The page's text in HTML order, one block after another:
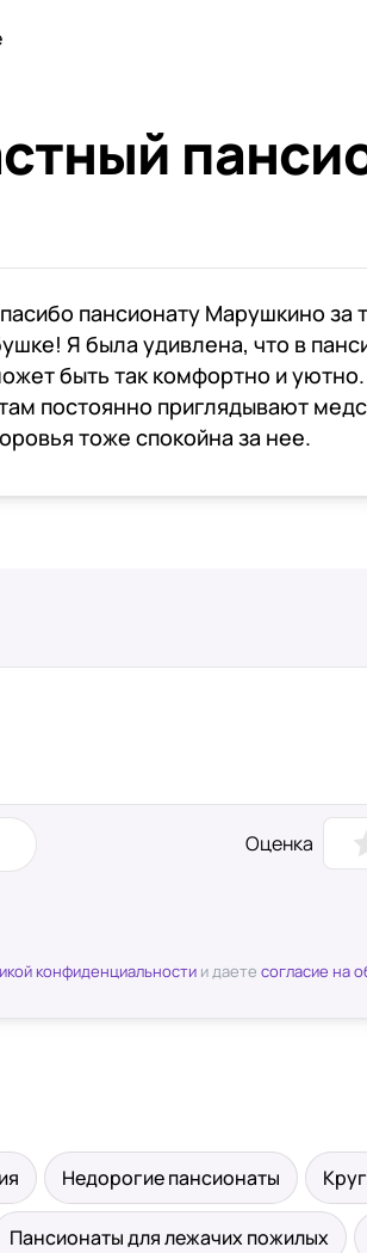
пансионату Марушкино за
Я была удивлена, что в
быть так комфортно и
постоянно приглядывают
тоже спокойна за нее.
Оценка
конфиденциальности и даете согласие на
Недорогие пансионаты
Пансионаты для лежачих пожилых